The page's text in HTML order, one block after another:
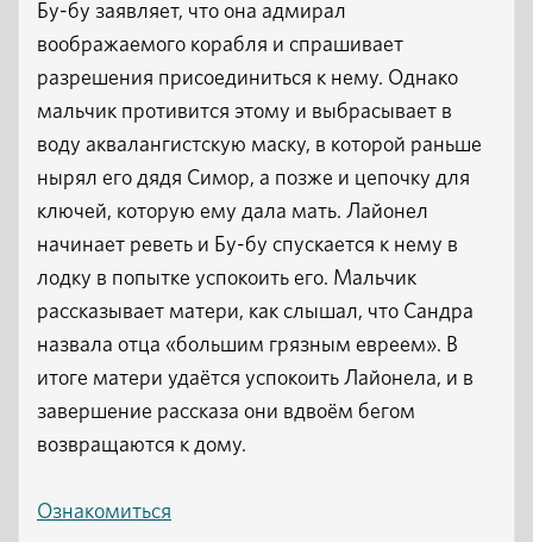
Бу-бу заявляет, что она адмирал
воображаемого корабля и спрашивает
разрешения присоединиться к нему. Однако
мальчик противится этому и выбрасывает в
воду аквалангистскую маску, в которой раньше
нырял его дядя Симор, а позже и цепочку для
ключей, которую ему дала мать. Лайонел
начинает реветь и Бу-бу спускается к нему в
лодку в попытке успокоить его. Мальчик
рассказывает матери, как слышал, что Сандра
назвала отца «большим грязным евреем». В
итоге матери удаётся успокоить Лайонела, и в
завершение рассказа они вдвоём бегом
возвращаются к дому.
Ознакомиться